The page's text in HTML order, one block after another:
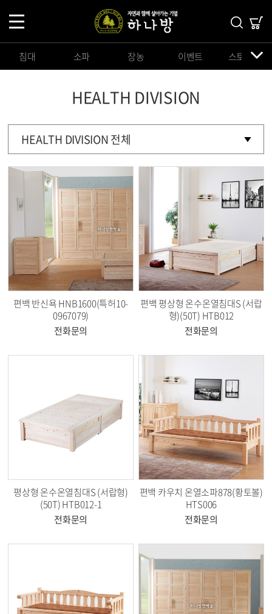
침대 소파 장농 이벤트 스토리지
HEALTH DIVISION
HEALTH DIVISION 전체
편백 반신욕 HNB1600(특허10-
0967079)
전화문의
편백 평상형 온수온열침대S (서랍
형)(50T) HTB012
전화문의
평상형 온수온열침대S (서랍형)
(50T) HTB012-1
전화문의
편백 카우치 온열소파878(황토볼)
HTS006
전화문의